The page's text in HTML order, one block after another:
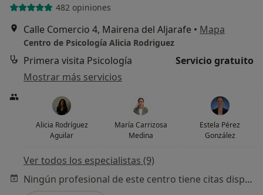
482 opiniones
Calle Comercio 4, Mairena del Aljarafe • Mapa
Centro de Psicología Alicia Rodriguez
Primera visita Psicología
Servicio gratuito
Mostrar más servicios
Alicia Rodríguez
Aguilar
María Carrizosa
Medina
Estela Pérez
González
Ver todos los especialistas (9)
Ningún profesional de este centro tiene citas disponibles